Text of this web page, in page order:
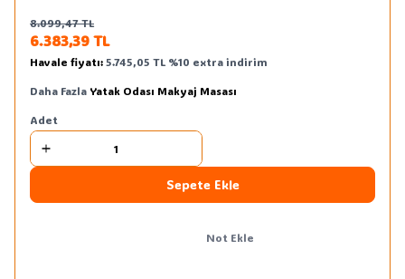
8.099,47TL
6.383,39TL
Havale fiyatı:5.745,05 TL %10 extra indirim
Daha Fazla Yatak Odası Makyaj Masası
Adet
Sepete Ekle
Not Ekle